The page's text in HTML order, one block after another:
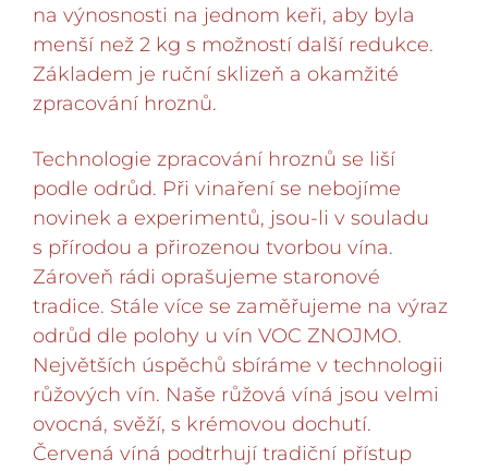
na výnosnosti na jednom keři, aby byla
menší než 2 kg s možností další redukce.
Základem je ruční sklizeň a okamžité
zpracování hroznů.
Technologie zpracování hroznů se liší
podle odrůd. Při vinaření se nebojíme
novinek a experimentů, jsou-li v souladu
s přírodou a přirozenou tvorbou vína.
Zároveň rádi oprašujeme staronové
tradice. Stále více se zaměřujeme na výraz
odrůd dle polohy u vín VOC ZNOJMO.
Největších úspěchů sbíráme v technologii
růžových vín. Naše růžová víná jsou velmi
ovocná, svěží, s krémovou dochutí.
Červená víná podtrhují tradiční přístup